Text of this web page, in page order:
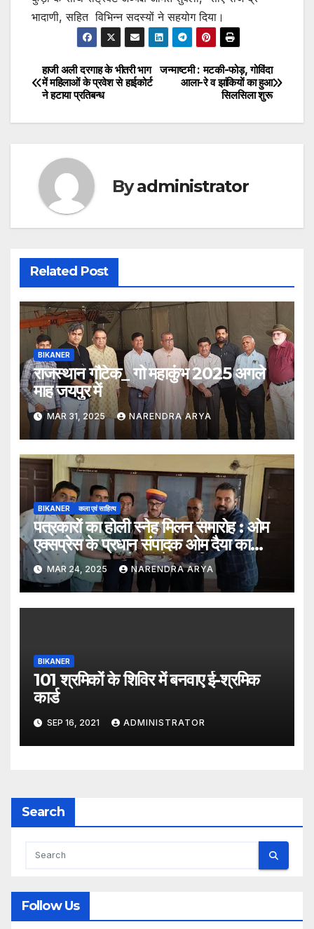
भादाणी, सहित विभिन्न सदस्यों ने सहयोग दिया।
Post
navigation
जन्माष्टमी : मटकी-फोड़, गोविंदा
आला-रे व झांकियों का हुआ
सिलसिला शुरू
हाजी अली दरगाह के भीतरी भाग
में महिलाओं के प्रवेश से हाईकोर्ट
ने हटाया प्रतिबन्ध
Byadministrator
Related Post
BIKANER
राजस्थान गौटेक_ गो महाकुंभ 2025 अगले
माह जयपुर में
MAR 31, 2025 NARENDRA ARYA
BIKANER कला एवं साहित्य
पत्रकारों का होली स्नेह मिलन समारोह : ओम
एक्सप्रेस के प्रधान संपादक ओम दैया का
किया “पत्रकार गौरव” से सम्मानित
MAR 24, 2025 NARENDRA ARYA
BIKANER
101 श्रमिकों के शिविर में बनवाए ई-श्रमिक
कार्ड
SEP 16, 2021 ADMINISTRATOR
Search
Follow Us